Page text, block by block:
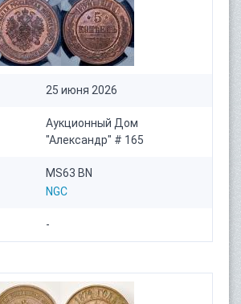
25 июня 2026
Аукционный Дом
"Александр" # 165
MS63 BN
NGC
-